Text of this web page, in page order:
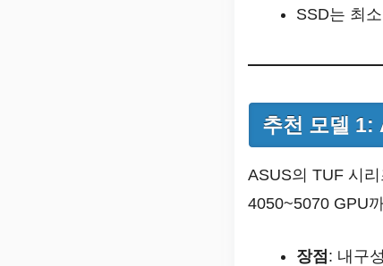
SSD는 최
추천 모델 1:
ASUS의 TUF 시
4050~5070 GPU
장점 : 내구